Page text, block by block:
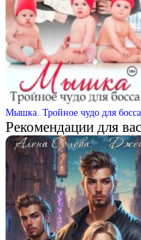
Мышка. Тройное чудо для босса
Рекомендации для вас